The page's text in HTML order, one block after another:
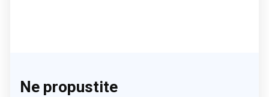
Ne propustite